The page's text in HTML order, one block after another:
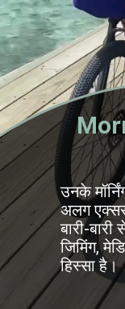
उनके
अलग
बारी-
जिमिंग,
हिस्सा है।